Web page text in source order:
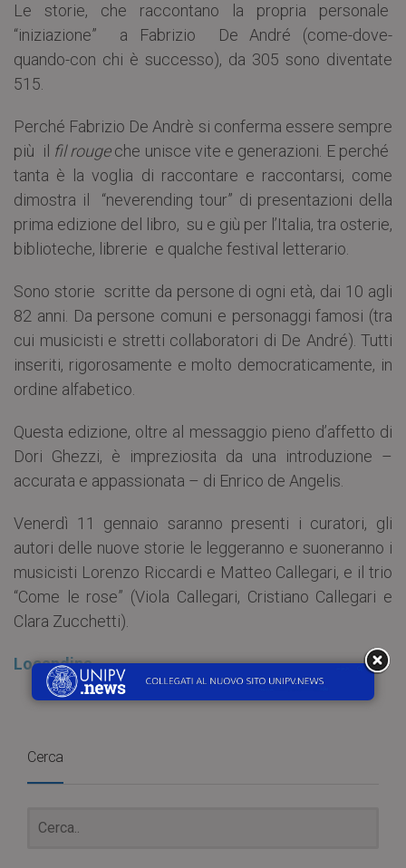
Le storie, che raccontano la propria personale
“iniziazione” a Fabrizio De André (come-dove-
quando-con chi è successo), da 305 sono diventate
515.
Perché Fabrizio De Andrè si conferma essere sempre
più il fil rougeche unisce vite e generazioni. E perché
tanta è la voglia di raccontare e raccontarsi, come
dimostra il “neverending tour” di presentazioni della
prima edizione del libro, su e giù per l’Italia, tra osterie,
biblioteche, librerie e qualche festival letterario.
Sono storie scritte da persone di ogni età, dai 10 agli
82 anni. Da persone comuni e personaggi famosi (tra
cui musicisti e stretti collaboratori di De André). Tutti
inseriti, rigorosamente e molto democraticamente, in
ordine alfabetico.
Questa edizione, oltre al messaggio pieno d’affetto di
Dori Ghezzi, è impreziosita da una introduzione –
accurata e appassionata – di Enrico de Angelis.
Venerdì 11 gennaio saranno presenti i curatori, gli
autori delle nuove storie le leggeranno e suoneranno i
musicisti Lorenzo Riccardi e Matteo Callegari, e il trio
“Come le rose” (Viola Callegari, Cristiano Callegari e
Clara Zucchetti).
Locandina
Cerca